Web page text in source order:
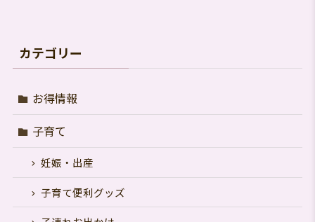
カテゴリー
お得情報
子育て
妊娠・出産
子育て便利グッズ